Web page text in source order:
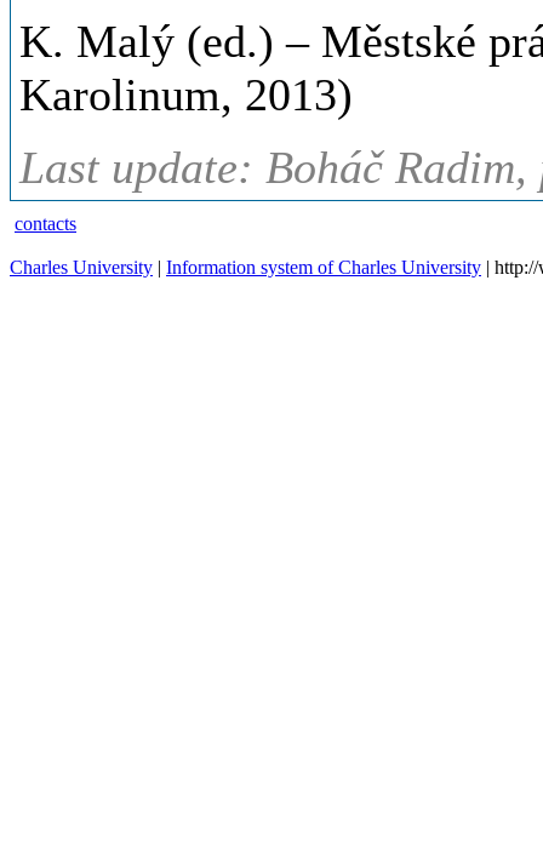
K. Malý (ed.) – Městské
Karolinum, 2013)
Last update: Boháč
contacts
Charles University | Information system of Charles University |